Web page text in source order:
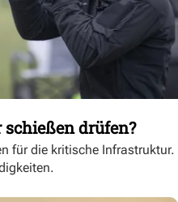
drüfen?
für die kritische Infrastruktur.